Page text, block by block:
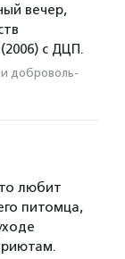
вечер,
с ДЦП.
и доброволь­
любит
питомца,